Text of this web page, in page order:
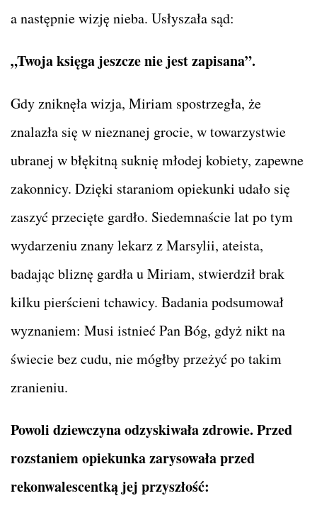
a następnie wizję nieba. Usłyszała sąd:
„Twoja księga jeszcze nie jest zapisana”.
Gdy zniknęła wizja, Miriam spostrzegła, że
znalazła się w nieznanej grocie, w towarzystwie
ubranej w błękitną suknię młodej kobiety, zapewne
zakonnicy. Dzięki staraniom opiekunki udało się
zaszyć przecięte gardło. Siedemnaście lat po tym
wydarzeniu znany lekarz z Marsylii, ateista,
badając bliznę gardła u Miriam, stwierdził brak
kilku pierścieni tchawicy. Badania podsumował
wyznaniem: Musi istnieć Pan Bóg, gdyż nikt na
świecie bez cudu, nie mógłby przeżyć po takim
zranieniu.
Powoli dziewczyna odzyskiwała zdrowie. Przed
rozstaniem opiekunka zarysowała przed
rekonwalescentką jej przyszłość: